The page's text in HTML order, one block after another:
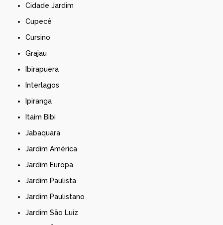
Cidade Jardim
Cupecê
Cursino
Grajau
Ibirapuera
Interlagos
Ipiranga
Itaim Bibi
Jabaquara
Jardim América
Jardim Europa
Jardim Paulista
Jardim Paulistano
Jardim São Luiz